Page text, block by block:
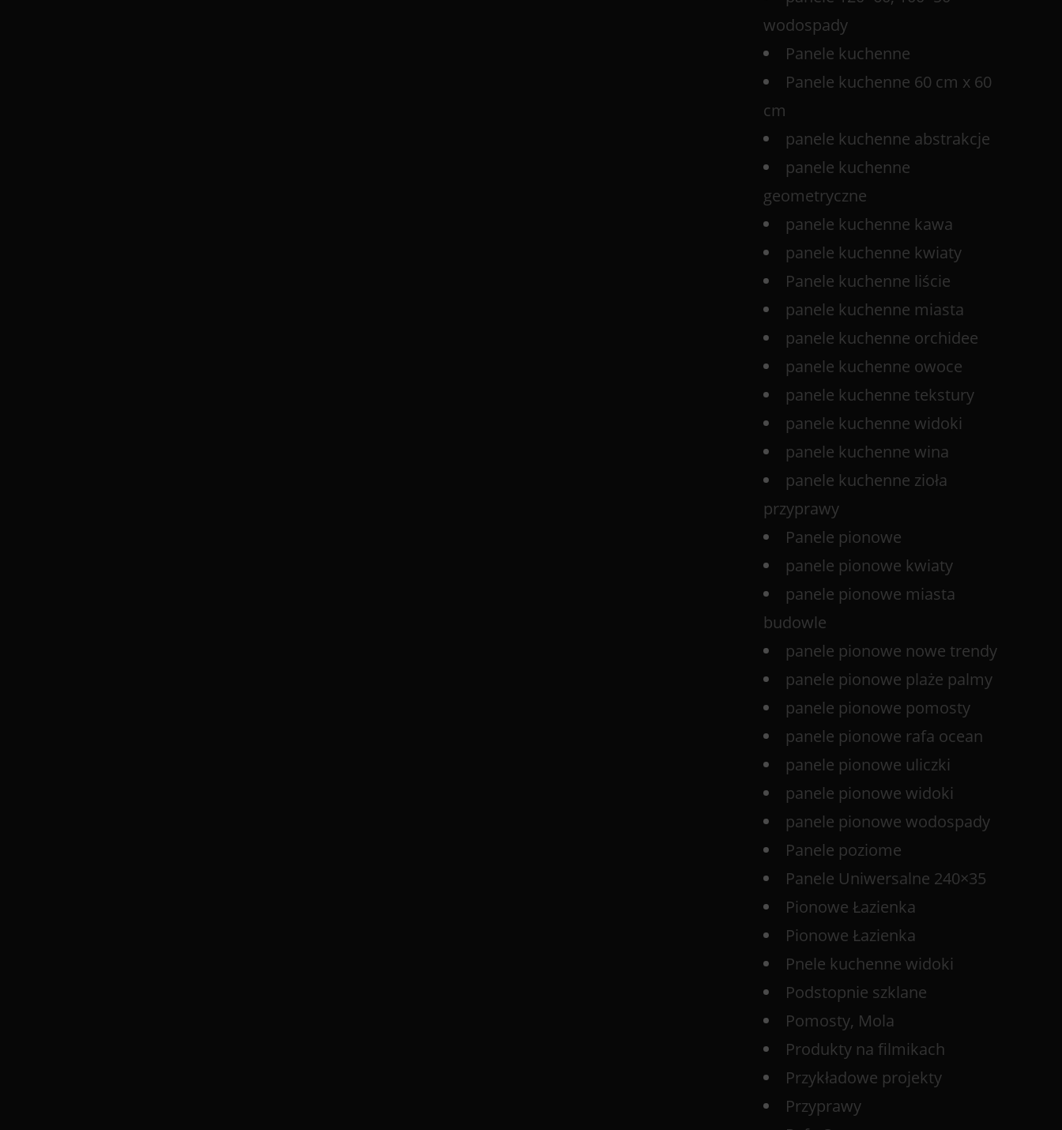
wodospady
Panele kuchenne
Panele kuchenne 60 cm x 60
cm
panele kuchenne abstrakcje
panele kuchenne
geometryczne
panele kuchenne kawa
panele kuchenne kwiaty
Panele kuchenne liście
panele kuchenne miasta
panele kuchenne orchidee
panele kuchenne owoce
panele kuchenne tekstury
panele kuchenne widoki
panele kuchenne wina
panele kuchenne zioła
przyprawy
Panele pionowe
panele pionowe kwiaty
panele pionowe miasta
budowle
panele pionowe nowe trendy
panele pionowe plaże palmy
panele pionowe pomosty
panele pionowe rafa ocean
panele pionowe uliczki
panele pionowe widoki
panele pionowe wodospady
Panele poziome
Panele Uniwersalne 240×35
Pionowe Łazienka
Pionowe Łazienka
Pnele kuchenne widoki
Podstopnie szklane
Pomosty, Mola
Produkty na filmikach
Przykładowe projekty
Przyprawy